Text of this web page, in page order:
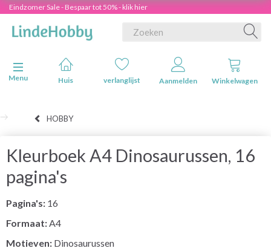
Eindzomer Sale - Bespaar tot 50% - klik hier
Navigatie in-/uitschakelen
Menu
Huis verlanglijst Aanmelden Winkelwagen
HOBBY
Kleurboek A4 Dinosaurussen, 16
pagina's
Pagina's: 16
Formaat: A4
Motieven: Dinosaurussen